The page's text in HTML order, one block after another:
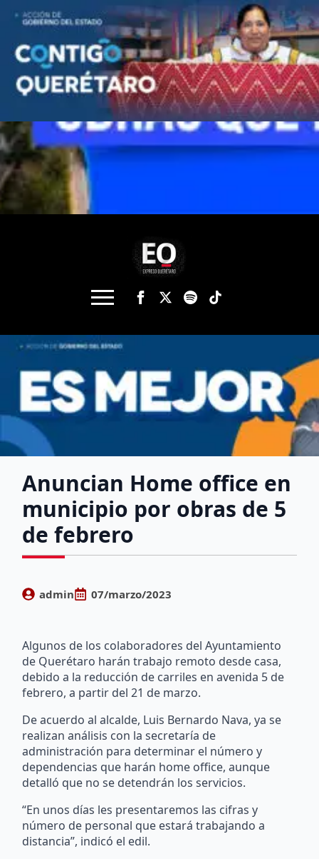
Anuncian Home office en
municipio por obras de 5
de febrero
admin 07/marzo/2023
Algunos de los colaboradores del Ayuntamiento
de Querétaro harán trabajo remoto desde casa,
debido a la reducción de carriles en avenida 5 de
febrero, a partir del 21 de marzo.
De acuerdo al alcalde, Luis Bernardo Nava, ya se
realizan análisis con la secretaría de
administración para determinar el número y
dependencias que harán home office, aunque
detalló que no se detendrán los servicios.
“En unos días les presentaremos las cifras y
número de personal que estará trabajando a
distancia”, indicó el edil.